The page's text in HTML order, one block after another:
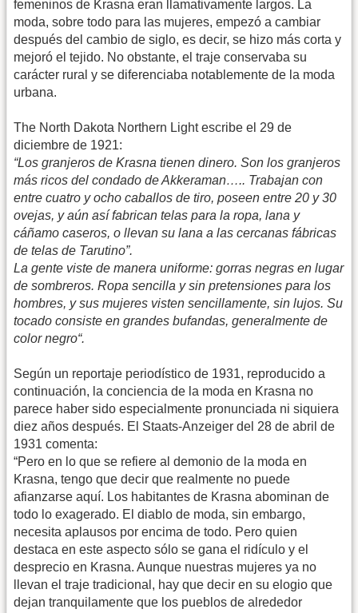
femeninos de Krasna eran llamativamente largos. La
moda, sobre todo para las mujeres, empezó a cambiar
después del cambio de siglo, es decir, se hizo más corta y
mejoró el tejido. No obstante, el traje conservaba su
carácter rural y se diferenciaba notablemente de la moda
urbana.
The North Dakota Northern Light escribe el 29 de
diciembre de 1921:
“Los granjeros de Krasna tienen dinero. Son los granjeros
más ricos del condado de Akkeraman….. Trabajan con
entre cuatro y ocho caballos de tiro, poseen entre 20 y 30
ovejas, y aún así fabrican telas para la ropa, lana y
cáñamo caseros, o llevan su lana a las cercanas fábricas
de telas de Tarutino”.
La gente viste de manera uniforme: gorras negras en lugar
de sombreros. Ropa sencilla y sin pretensiones para los
hombres, y sus mujeres visten sencillamente, sin lujos. Su
tocado consiste en grandes bufandas, generalmente de
color negro“.
Según un reportaje periodístico de 1931, reproducido a
continuación, la conciencia de la moda en Krasna no
parece haber sido especialmente pronunciada ni siquiera
diez años después. El Staats-Anzeiger del 28 de abril de
1931 comenta:
“Pero en lo que se refiere al demonio de la moda en
Krasna, tengo que decir que realmente no puede
afianzarse aquí. Los habitantes de Krasna abominan de
todo lo exagerado. El diablo de moda, sin embargo,
necesita aplausos por encima de todo. Pero quien
destaca en este aspecto sólo se gana el ridículo y el
desprecio en Krasna. Aunque nuestras mujeres ya no
llevan el traje tradicional, hay que decir en su elogio que
dejan tranquilamente que los pueblos de alrededor